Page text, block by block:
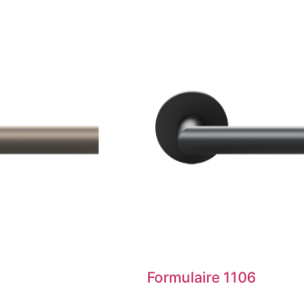
Formulaire 1106